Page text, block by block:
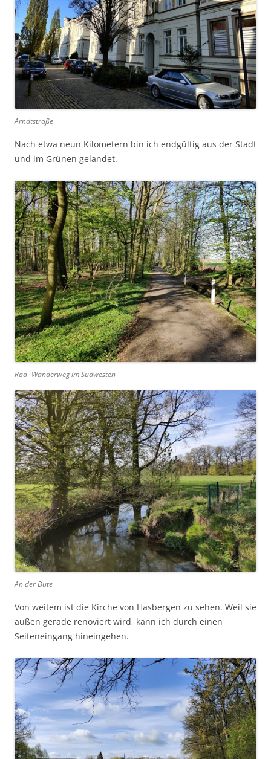
Arndtstraße
Nach etwa neun Kilometern bin ich endgültig aus der Stadt
und im Grünen gelandet.
Rad- Wanderweg im Südwesten
An der Dute
Von weitem ist die Kirche von Hasbergen zu sehen. Weil sie
außen gerade renoviert wird, kann ich durch einen
Seiteneingang hineingehen.